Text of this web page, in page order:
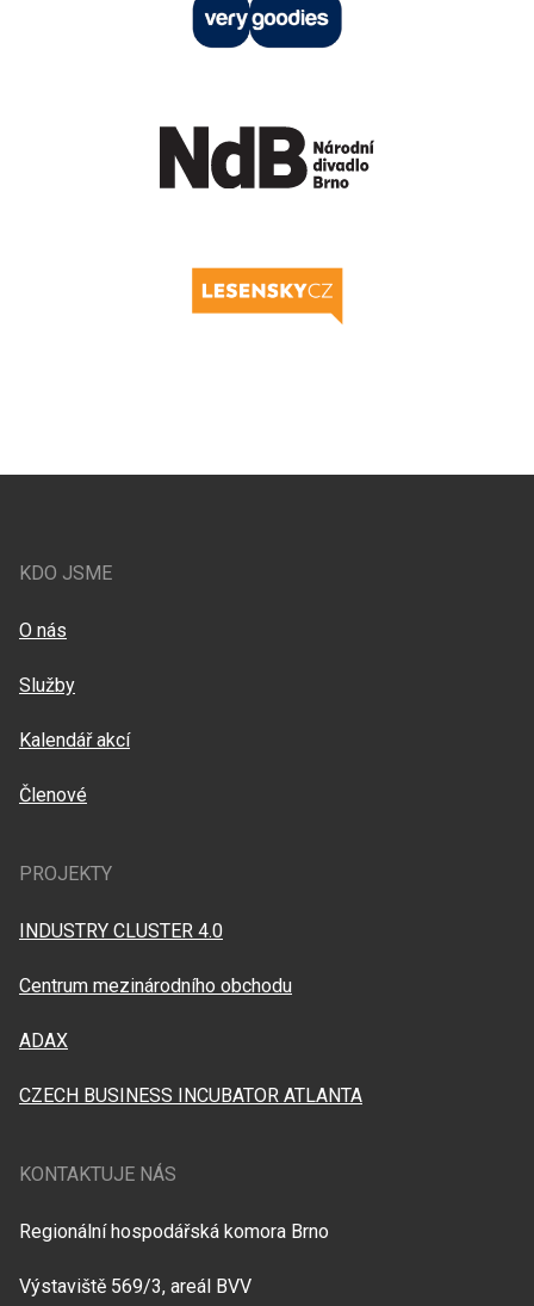
KDO JSME
O nás
Služby
Kalendář akcí
Členové
PROJEKTY
INDUSTRY CLUSTER 4.0
Centrum mezinárodního obchodu
ADAX
CZECH BUSINESS INCUBATOR ATLANTA
KONTAKTUJE NÁS
Regionální hospodářská komora Brno
Výstaviště 569/3, areál BVV